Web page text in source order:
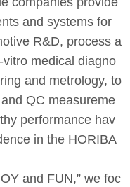
and systems for
R&D, process a
medical diagno
and metrology, to
QC measureme
performance hav
in the HORIBA
and FUN,” we foc